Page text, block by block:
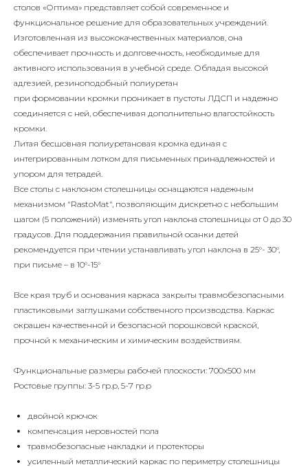
столов «Оптима» представляет собой современное и
функциональное решение для образовательных учреждений.
Изготовленная из высококачественных материалов, она
обеспечивает прочность и долговечность, необходимые для
активного использования в учебной среде. Обладая высокой
адгезией, резиноподобный полиуретан
при формовании кромки проникает в пустоты ЛДСП и надежно
соединяется с ней, обеспечивая дополнительно влагостойкость
кромки.
Литая бесшовная полиуретановая кромка единая с
интегрированным лотком для письменных принадлежностей и
упором для тетрадей.
Все столы с наклоном столешницы оснащаются надежным
механизмом "RastoMat", позволяющим дискретно с небольшим
шагом (5 положений) изменять угол наклона столешницы от 0 до 30
градусов. Для поддержания правильной осанки детей
рекомендуется при чтении устанавливать угол наклона в 25°- 30°,
при письме – в 10°-15°
Все края труб и основания каркаса закрыты травмобезопасными
пластиковыми заглушками собственного производства. Каркас
окрашен качественной и безопасной порошковой краской,
прочной к механическим и химическим воздействиям.
Функциональные размеры рабочей плоскости: 700х500 мм
Ростовые группы: 3-5 гр.р, 5-7 гр.р
двойной крючок
компенсация неровностей пола
травмобезопасные накладки и протекторы
усиленный металлический каркас по периметру столешницы